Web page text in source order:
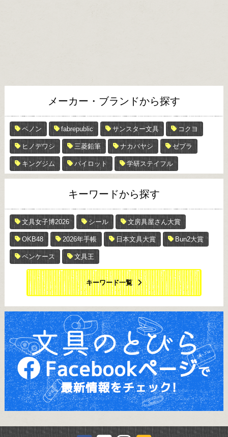
メーカー・ブランドから探す
ペノン fabrepublic サンスター文具 コクヨ
ヒノデワシ 三菱鉛筆 ナカバヤシ ゼブラ
キングジム パイロット 学研ステイフル
キーワードから探す
文具女子博2026 シール 文房具屋さん大賞
OKB48 2026年手帳 日本文具大賞 Bun2大賞
ペンケース 文具王
キーワード一覧